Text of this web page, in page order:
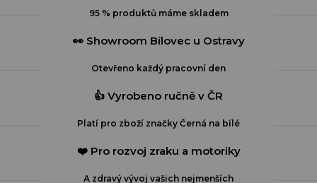
í
r
v
k
y
ý
i
u
95 % produktů máme skladem
👀 Showroom Bílovec u Ostravy
Otevřeno každý pracovní den
👍 Vyrobeno ručně v ČR
Platí pro zboží značky Černá na bílé
❤️ Pro rozvoj zraku a motoriky
A zdravý vývoj vašich nejmenších